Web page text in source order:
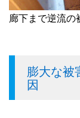
廊下まで逆流の
膨大な被
因